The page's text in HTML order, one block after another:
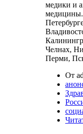
медики и
медицины.
Челнах,
Перми,
От